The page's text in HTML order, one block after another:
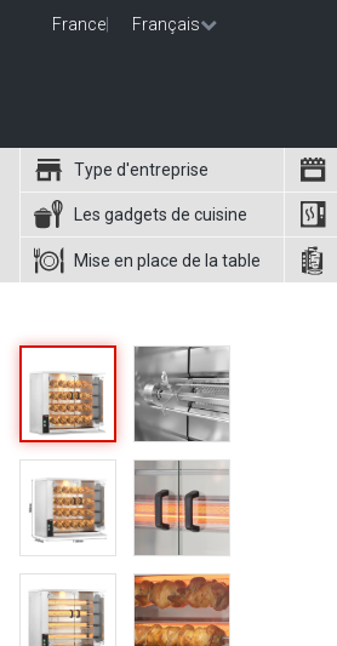
France Français
Type d'entreprise
Les gadgets de cuisine
Mise en place de la table